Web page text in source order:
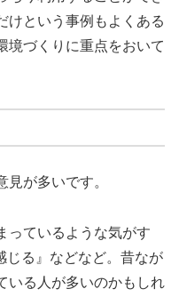
けという事例もよくある
境づくりに重点をおいて
見が多いです。
っているような気がす
じる』などなど。昔なが
いる人が多いのかもしれ